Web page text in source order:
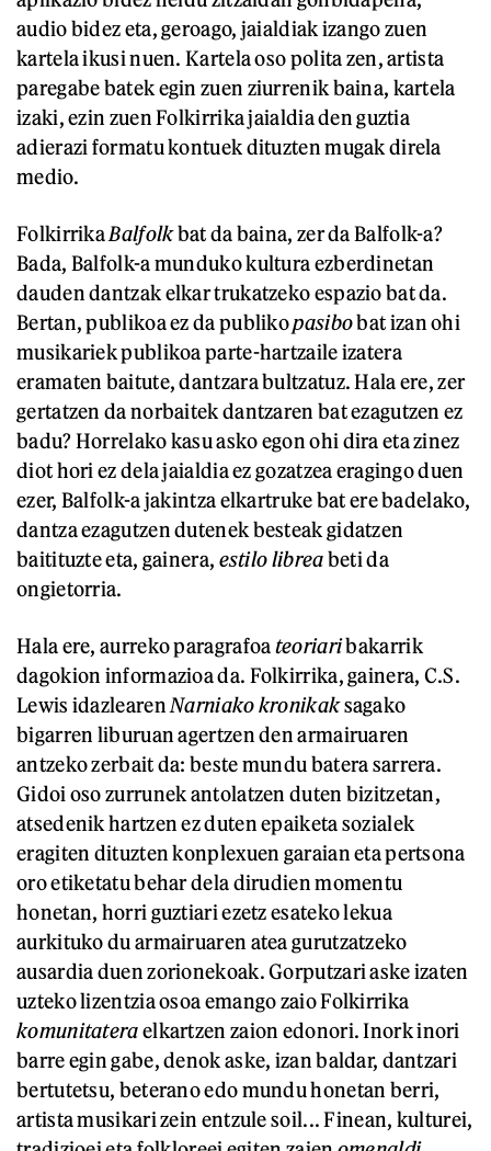
audiobidez eta, geroago, jaialdiak izango zuen
kartela ikusi nuen. Kartela oso polita zen, artista
paregabe batek egin zuen ziurrenik baina, kartela
izaki, ezin zuen Folkirrika jaialdia den guztia
adierazi formatu kontuek dituzten mugak direla
medio.
FolkirrikaBalfolkbat da baina, zer da Balfolk-a?
Bada, Balfolk-a munduko kultura ezberdinetan
dauden dantzak elkar trukatzeko espazio bat da.
Bertan, publikoa ez da publikopasibobat izan ohi
musikariek publikoa parte-hartzaile izatera
eramaten baitute, dantzara bultzatuz. Hala ere, zer
gertatzen da norbaitek dantzaren bat ezagutzen ez
badu? Horrelako kasu asko egon ohi dira eta zinez
diot hori ez dela jaialdia ez gozatzea eragingo duen
ezer, Balfolk-a jakintza elkartruke bat ere badelako,
dantza ezagutzen dutenek besteak gidatzen
baitituzte eta, gainera, estilo libreabeti da
ongietorria.
Hala ere, aurreko paragrafoateoriaribakarrik
dagokion informazioa da. Folkirrika, gainera, C.S.
Lewis idazlearen Narniakokronikaksagako
bigarren liburuan agertzen den armairuaren
antzeko zerbait da: beste mundu batera sarrera.
Gidoi oso zurrunek antolatzen duten bizitzetan,
atsedenik hartzen ez duten epaiketa sozialek
eragiten dituzten konplexuen garaian eta pertsona
oro etiketatu behar dela dirudien momentu
honetan, horri guztiari ezetz esateko lekua
aurkituko du armairuaren atea gurutzatzeko
ausardia duen zorionekoak. Gorputzari aske izaten
uzteko lizentzia osoa emango zaio Folkirrika
komunitateraelkartzen zaion edonori. Inork inori
barre egin gabe, denok aske, izan baldar, dantzari
bertutetsu, beterano edo mundu honetan berri,
artista musikari zein entzule soil... Finean, kulturei,